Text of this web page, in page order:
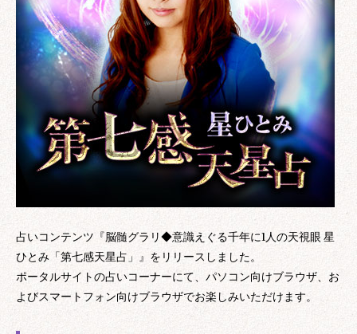
占いコンテンツ『脳髄グラリ◆意識えぐる千年に1人の天視眼 星
ひとみ「第七感天星占」』をリリースしました。
ポータルサイトの占いコーナーにて、パソコン向けブラウザ、お
よびスマートフォン向けブラウザでお楽しみいただけます。